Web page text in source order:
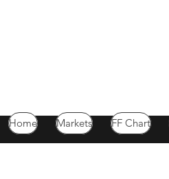
Home Markets FF Chart